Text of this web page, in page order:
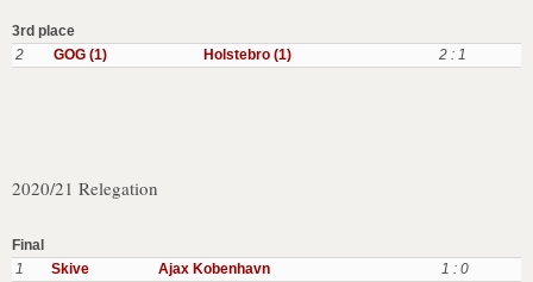
3rd place
2
GOG (1) Holstebro (1) 2 : 1
2020/21 Relegation
Final
1
Skive Ajax Kobenhavn 1 : 0